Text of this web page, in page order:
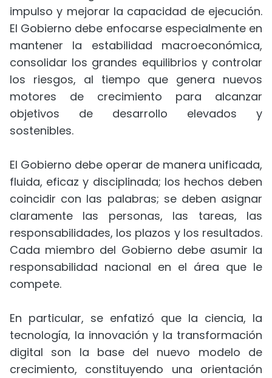
impulso y mejorar la capacidad de ejecución.
El Gobierno debe enfocarse especialmente en
mantener la estabilidad macroeconómica,
consolidar los grandes equilibrios y controlar
los riesgos, al tiempo que genera nuevos
motores de crecimiento para alcanzar
objetivos de desarrollo elevados y
sostenibles.
El Gobierno debe operar de manera unificada,
fluida, eficaz y disciplinada; los hechos deben
coincidir con las palabras; se deben asignar
claramente las personas, las tareas, las
responsabilidades, los plazos y los resultados.
Cada miembro del Gobierno debe asumir la
responsabilidad nacional en el área que le
compete.
En particular, se enfatizó que la ciencia, la
tecnología, la innovación y la transformación
digital son la base del nuevo modelo de
crecimiento, constituyendo una orientación